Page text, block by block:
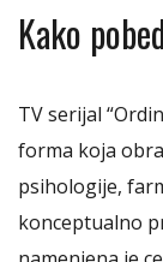
Kako
TV serijal
forma koja
psihologije,
konceptualno